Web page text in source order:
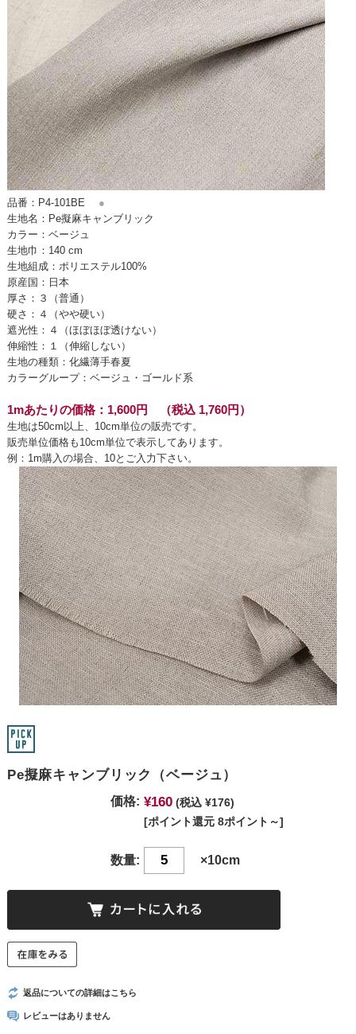
品番：P4-101BE ●
生地名：Pe擬麻キャンブリック
カラー：ベージュ
生地巾：140 cm
生地組成：ポリエステル100%
原産国：日本
厚さ：３（普通）
硬さ：４（やや硬い）
遮光性：４（ほぼほぼ透けない）
伸縮性：１（伸縮しない）
生地の種類：化繊薄手春夏
カラーグループ：ベージュ・ゴールド系
1mあたりの価格：1,600円 （税込 1,760円）
生地は50cm以上、10cm単位の販売です。
販売単位価格も10cm単位で表示してあります。
例：1m購入の場合、10とご入力下さい。
Pe擬麻キャンブリック（ベージュ）
価格: ¥160 (税込 ¥176)
[ポイント還元 8ポイント～]
数量: ×10cm
返品についての詳細はこちら
レビューはありません